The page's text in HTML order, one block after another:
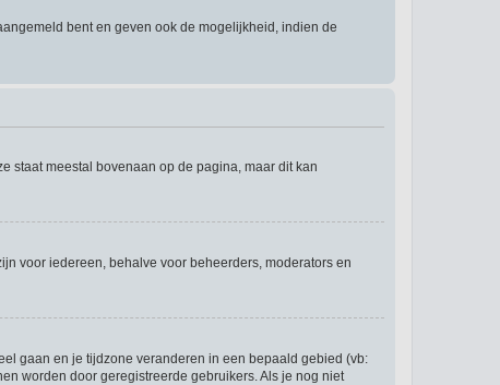
bent en geven ook de mogelijkheid, indien de
staat meestal bovenaan op de pagina, maar dit kan
voor iedereen, behalve voor beheerders, moderators en
gaan en je tijdzone veranderen in een bepaald gebied (vb:
worden door geregistreerde gebruikers. Als je nog niet